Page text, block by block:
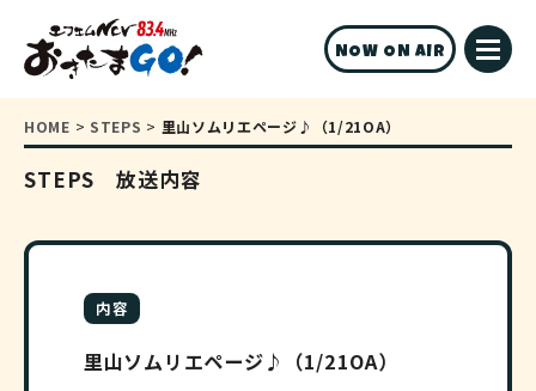
NOW ON AIR
HOME > STEPS > 里山ソムリエページ♪（1/21OA）
STEPS 放送内容
内容
里山ソムリエページ♪（1/21OA）